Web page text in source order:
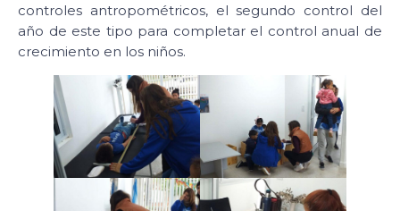
controles antropométricos, el segundo control del
año de este tipo para completar el control anual de
crecimiento en los niños.